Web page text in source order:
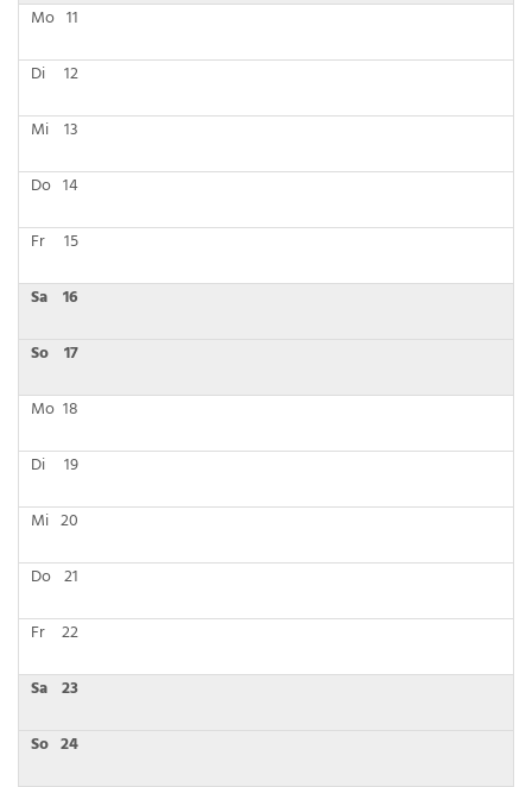
Mo 11
Di 12
Mi 13
Do 14
Fr 15
Sa 16
So 17
Mo 18
Di 19
Mi 20
Do 21
Fr 22
Sa 23
So 24